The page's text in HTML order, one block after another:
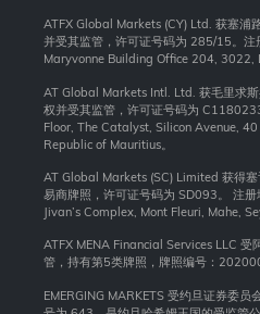
ATFX Global Markets (CY) Ltd. 获塞浦
并受其监管，许可证号码为 285/15。
Maryvonne Building Office 204, 3022,
AT Global Markets Intl. Ltd. 获毛里求
权并受其监管，许可证号码为
Floor, The Catalyst, Silicon Avenue,
Republic of Mauritius。
AT Global Markets (SC) Limited 获得
易商牌照，许可证号码为 SD093。 注
Jivan’s Complex, Mont Fleuri, Mahe,
ATFX MENA Financial Services LLC 受
管，持有第5类牌照，牌照编号：
EMERGING MARKETS 受约旦证券委员